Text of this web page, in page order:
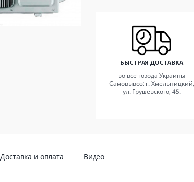
БЫСТРАЯ ДОСТАВКА
во все города Украины
Самовывоз: г. Хмельницкий,
ул. Грушевского, 45.
Доставка и оплата Видео